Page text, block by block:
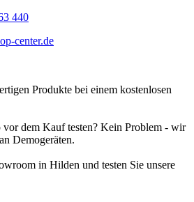
440
center.de
Produkte bei einem kostenlosen
dem Kauf testen? Kein Problem - wir
Demogeräten.
in Hilden und testen Sie unsere